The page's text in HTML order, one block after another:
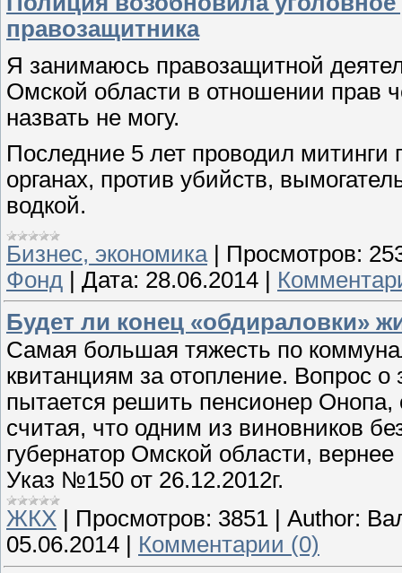
правозащитника
Я занимаюсь правозащитной
Омской области в отношении прав
назвать не могу.
Последние 5 лет проводил митинги
органах, против убийств,
водкой.
Бизнес, экономика | Просмотров:
Фонд | Дата: 28.06.2014 |
Будет ли конец «обдираловки»
Самая большая тяжесть по
квитанциям за отопление. Вопрос
пытается решить пенсионер
считая, что одним из виновников
губернатор Омской области,
Указ №150 от 26.12.2012г.
ЖКХ
Просмотров: 3851 Author:
05.06.2014
Комментарии (0)